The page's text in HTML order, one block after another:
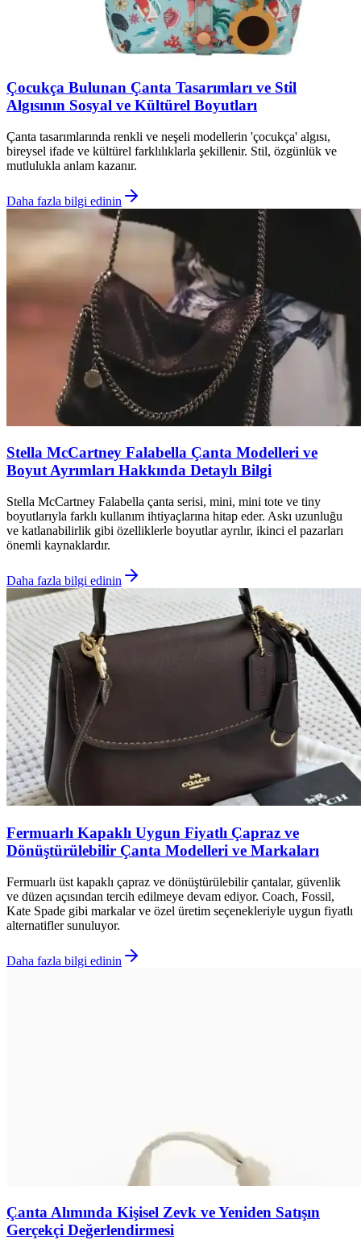
Çocukça Bulunan Çanta Tasarımları ve Stil
Algısının Sosyal ve Kültürel Boyutları
Çanta tasarımlarında renkli ve neşeli modellerin 'çocukça' algısı,
bireysel ifade ve kültürel farklılıklarla şekillenir. Stil, özgünlük ve
mutlulukla anlam kazanır.
Daha fazla bilgi edinin
Stella McCartney Falabella Çanta Modelleri ve
Boyut Ayrımları Hakkında Detaylı Bilgi
Stella McCartney Falabella çanta serisi, mini, mini tote ve tiny
boyutlarıyla farklı kullanım ihtiyaçlarına hitap eder. Askı uzunluğu
ve katlanabilirlik gibi özelliklerle boyutlar ayrılır, ikinci el pazarları
önemli kaynaklardır.
Daha fazla bilgi edinin
Fermuarlı Kapaklı Uygun Fiyatlı Çapraz ve
Dönüştürülebilir Çanta Modelleri ve Markaları
Fermuarlı üst kapaklı çapraz ve dönüştürülebilir çantalar, güvenlik
ve düzen açısından tercih edilmeye devam ediyor. Coach, Fossil,
Kate Spade gibi markalar ve özel üretim seçenekleriyle uygun fiyatlı
alternatifler sunuluyor.
Daha fazla bilgi edinin
Çanta Alımında Kişisel Zevk ve Yeniden Satışın
Gerçekçi Değerlendirmesi